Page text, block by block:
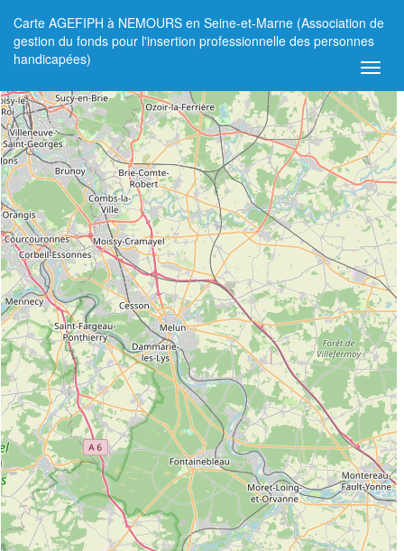
Carte AGEFIPH à NEMOURS en Seine-et-Marne (Association de
gestion du fonds pour l'insertion professionnelle des personnes
handicapées)
+
−